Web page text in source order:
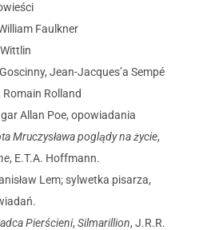
Faulkner
Jean-Jacques’a Sempé
, Romain Rolland
Allan Poe, opowiadania
Mruczysława poglądy na życie,
, E.T.A. Hoffmann.
Lem; sylwetka pisarza,
Pierścieni, Silmarillion, J.R.R.